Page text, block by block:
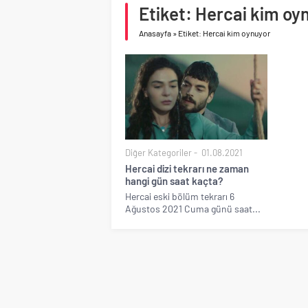
Birleşik Arap
Etiket: Hercai kim
Anasayfa » Etiket: Hercai kim oynuyor
Diğer Kategoriler 01.08.2021
Hercai dizi tekrarı ne zaman
hangi gün saat kaçta?
Hercai eski bölüm tekrarı 6
Ağustos 2021 Cuma günü saat...